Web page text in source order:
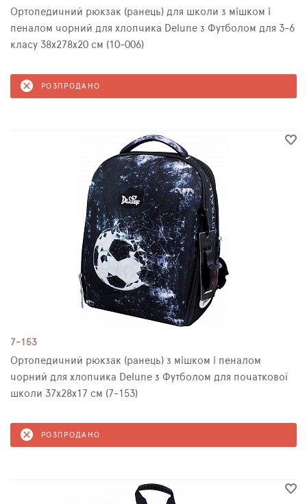
Ортопедичний рюкзак (ранець) для школи з мішком і
пеналом чорний для хлопчика Delune з Футболом для 3-6
класу 38х278х20 см (10-006)
РОЗПРОДАНО
7-153
Ортопедичний рюкзак (ранець) з мішком і пеналом
чорний для хлопчика Delune з Футболом для початкової
школи 37х28х17 см (7-153)
РОЗПРОДАНО